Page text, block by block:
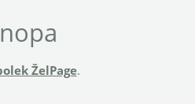
ŽelPage.